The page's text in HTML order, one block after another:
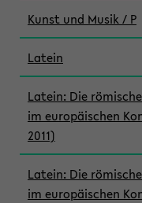
Kunst und Musik / P
Latein
Latein: Die
im europäischen
2011)
Latein: Die
im europäischen